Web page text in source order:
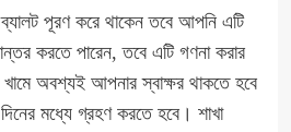
পূরণ করে থাকেন তবে আপনি এটি
করতে পারেন, তবে এটি গণনা করার
অবশ্যই আপনার স্বাক্ষর থাকতে হবে
মধ্যে গ্রহণ করতে হবে। শাখা